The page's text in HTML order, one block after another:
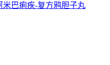
米巴痢疾-复方鸦胆子丸